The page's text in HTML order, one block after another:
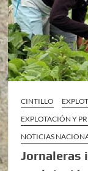
CINTILLO
EXPLOTACIÓN Y
NOTICIAS
Jornaleras